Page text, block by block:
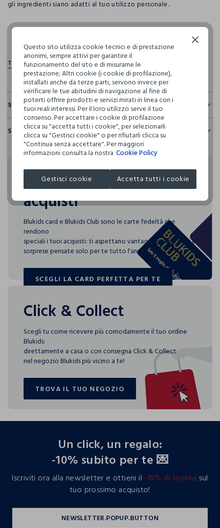
gli ingredienti siano adatti al tuo utilizzo personale.
Sostenibilità e trasparenza
Sicurezza
Il 100% dei nostri articoli viene sottoposto a test chimico-
fisici, per verificarne il rispetto dei limiti che abbiamo
definito per l’uso di sostanze chimiche, talvolta anche più
internazionale.
Clicca qui per vedere i dettagli
I nostri fornitori
L'OREAL ITALIA S.P.A.
MADE IN CHINA
Spedizione e resi
Hai fino a 30 giorni dalla consegna del tuo ordine online per
cambiare idea e restituire i prodotti che hai acquistato.
Rendi speciali i tuoi
acquisti
Blukids card e Blukids Club sono le carte fedeltà che
rendono
speciali i tuoi acquisti: ti aspettano vantaggi, promozioni e
sorprese pensate solo per te tutto l'anno!
SCEGLI LA CARD PERFETTA PER TE
SCEGLI LA CARD PERFETTA PER TE
Click & Collect
Scegli tu come ricevere più comodamente il tuo ordine
Blukids:
direttamente a casa o con consegna Click & Collect
nel negozio Blukids più vicino a te!
TROVA IL TUO NEGOZIO
TROVA IL TUO NEGOZIO
Un click, un regalo:
-10% subito per te 💌
Iscriviti ora alla newsletter e ottieni il -10% di sconto sul
tuo prossimo acquisto!
Questo sito utilizza cookie tecnici e di prestazione
anonimi, sempre attivi per garantire il
funzionamento del sito e di misurarne le
prestazione; Altri cookie (i cookie di profilazione),
installati anche da terze parti, servono invece per
verificare le tue abitudini di navigazione al fine di
poterti offrire prodotti e servizi mirati in linea con i
tuoi reali interessi. Per il loro utilizzo serve il tuo
consenso. Per accettare i cookie di profilazione
clicca su "accetta tutti i cookie", per selezionarli
clicca su "Gestisci cookie" o per rifiutarli clicca su
"Continua senza accettare". Per maggiori
informazioni consulta la nostra Cookie Policy
Gestisci cookie Accetta tutti i cookie
Continua senza accettare